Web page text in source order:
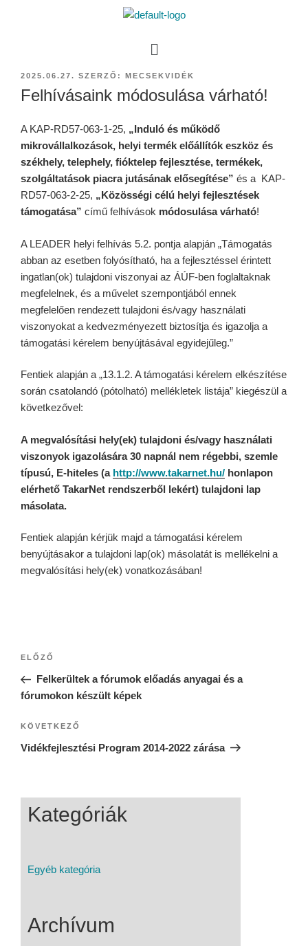
2025.06.27. SZERZŐ: MECSEKVIDÉK
Felhívásaink módosulása várható!
A KAP-RD57-063-1-25, „Induló és működő
mikrovállalkozások, helyi termék előállítók eszköz és
székhely, telephely, fióktelep fejlesztése, termékek,
szolgáltatások piacra jutásának elősegítése” és a KAP-
RD57-063-2-25, „Közösségi célú helyi fejlesztések
támogatása” című felhívások módosulása várható!
A LEADER helyi felhívás 5.2. pontja alapján „Támogatás
abban az esetben folyósítható, ha a fejlesztéssel érintett
ingatlan(ok) tulajdoni viszonyai az ÁÚF-ben foglaltaknak
megfelelnek, és a művelet szempontjából ennek
megfelelően rendezett tulajdoni és/vagy használati
viszonyokat a kedvezményezett biztosítja és igazolja a
támogatási kérelem benyújtásával egyidejűleg.”
Fentiek alapján a „13.1.2. A támogatási kérelem elkészítése
során csatolandó (pótolható) mellékletek listája” kiegészül a
következővel:
A megvalósítási hely(ek) tulajdoni és/vagy használati
viszonyok igazolására 30 napnál nem régebbi, szemle
típusú, E-hiteles (a http://www.takarnet.hu/ honlapon
elérhető TakarNet rendszerből lekért) tulajdoni lap
másolata.
Fentiek alapján kérjük majd a támogatási kérelem
benyújtásakor a tulajdoni lap(ok) másolatát is mellékelni a
megvalósítási hely(ek) vonatkozásában!
ELŐZŐ
Felkerültek a fórumok előadás anyagai és a
fórumokon készült képek
KÖVETKEZŐ
Vidékfejlesztési Program 2014-2022 zárása
Kategóriák
Egyéb kategória
Archívum